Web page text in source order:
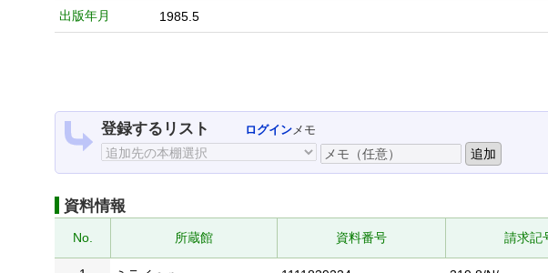
出版年月 1985.5
登録するリスト ログインメモ
資料情報
No. 所蔵館 資料番号 請求記